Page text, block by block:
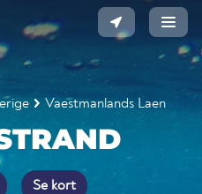
Vaestmanlands Laen
Se kort